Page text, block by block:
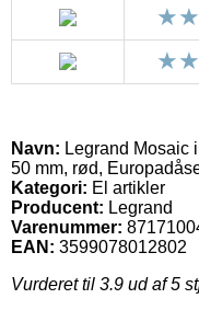
Navn: Legrand Mosaic
50 mm, rød,
Kategori: El artikler
Producent: Legrand
Varenummer:
EAN: 3599078012802
Vurderet til 3.9 ud af 5